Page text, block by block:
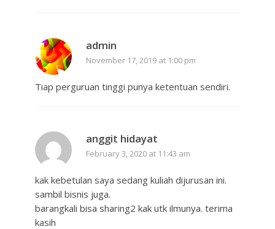
admin
November 17, 2019 at 1:00 pm
Tiap perguruan tinggi punya ketentuan sendiri.
anggit hidayat
February 3, 2020 at 11:43 am
kak kebetulan saya sedang kuliah dijurusan ini.
sambil bisnis juga.
barangkali bisa sharing2 kak utk ilmunya. terima
kasih